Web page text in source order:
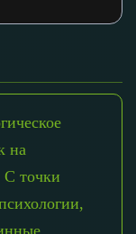
на
С точки